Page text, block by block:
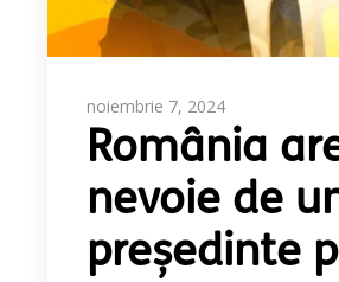
noiembrie 7, 2024
România
nevoie de
președinte